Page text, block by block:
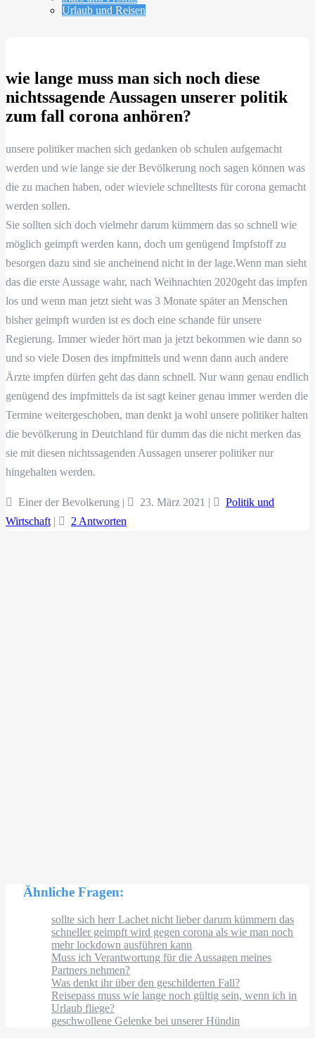
Urlaub und Reisen
wie lange muss man sich noch diese
nichtssagende Aussagen unserer politik
zum fall corona anhören?
unsere politiker machen sich gedanken ob schulen aufgemacht
werden und wie lange sie der Bevölkerung noch sagen können was
die zu machen haben, oder wieviele schnelltests für corona gemacht
werden sollen.
Sie sollten sich doch vielmehr darum kümmern das so schnell wie
möglich geimpft werden kann, doch um genügend Impfstoff zu
besorgen dazu sind sie ancheinend nicht in der lage.Wenn man sieht
das die erste Aussage wahr, nach Weihnachten 2020geht das impfen
los und wenn man jetzt sieht was 3 Monate später an Menschen
bisher geimpft wurden ist es doch eine schande für unsere
Regierung. Immer wieder hört man ja jetzt bekommen wie dann so
und so viele Dosen des impfmittels und wenn dann auch andere
Ärzte impfen dürfen geht das dann schnell. Nur wann genau endlich
genügend des impfmittels da ist sagt keiner genau immer werden die
Termine weitergeschoben, man denkt ja wohl unsere politiker halten
die bevölkerung in Deutchland für dumm das die nicht merken das
sie mit diesen nichtssagenden Aussagen unserer politiker nur
hingehalten werden.
Einer der Bevolkerung | 23. März 2021 |
Politik und
Wirtschaft| 2 Antworten
Ähnliche Fragen:
sollte sich herr Lachet nicht lieber darum kümmern das
schneller geimpft wird gegen corona als wie man noch
mehr lockdown ausführen kann
Muss ich Verantwortung für die Aussagen meines
Partners nehmen?
Was denkt ihr über den geschilderten Fall?
Reisepass muss wie lange noch gültig sein, wenn ich in
Urlaub fliege?
geschwollene Gelenke bei unserer Hündin